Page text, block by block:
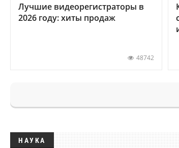
Лучшие видеорегистраторы в
2026 году: хиты продаж
48742
НАУКА